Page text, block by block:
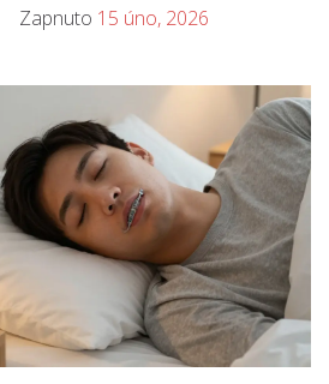
Zapnuto 15 úno, 2026